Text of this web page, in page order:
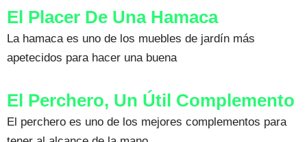
El Placer De Una Hamaca
La hamaca es uno de los muebles de jardín más
apetecidos para hacer una buena
El Perchero, Un Útil Complemento
El perchero es uno de los mejores complementos para